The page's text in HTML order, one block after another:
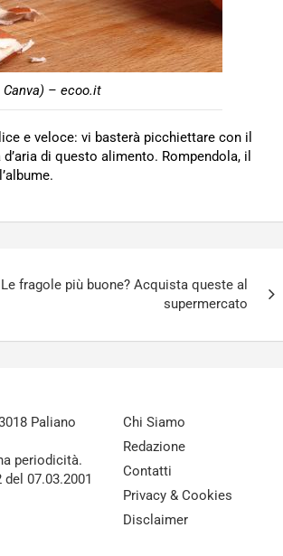
– ecoo.it
e veloce: vi basterà picchiettare con il
di questo alimento. Rompendola, il
Le fragole più buone? Acquista queste al
supermercato
Paliano
periodicità.
07.03.2001
Chi Siamo
Redazione
Contatti
Privacy & Cookies
Disclaimer